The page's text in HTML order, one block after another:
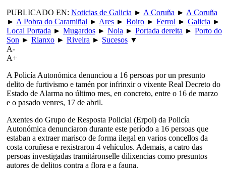
PUBLICADO EN: Noticias de Galicia ► A Coruña ► A Coruña
► A Pobra do Caramiñal ► Ares ► Boiro ► Ferrol ► Galicia ►
Local Portada ► Mugardos ► Noia ► Portada dereita ► Porto do
Son ► Rianxo ► Riveira ► Sucesos ▼
A-
A+
A Policía Autonómica denunciou a 16 persoas por un presunto
delito de furtivismo e tamén por infrinxir o vixente Real Decreto do
Estado de Alarma no último mes, en concreto, entre o 16 de marzo
e o pasado venres, 17 de abril.
Axentes do Grupo de Resposta Policial (Erpol) da Policía
Autonómica denunciaron durante este período a 16 persoas que
estaban a extraer marisco de forma ilegal en varios concellos da
costa coruñesa e rexistraron 4 vehículos. Ademais, a catro das
persoas investigadas tramitáronselle dilixencias como presuntos
autores de delitos contra a flora e a fauna.